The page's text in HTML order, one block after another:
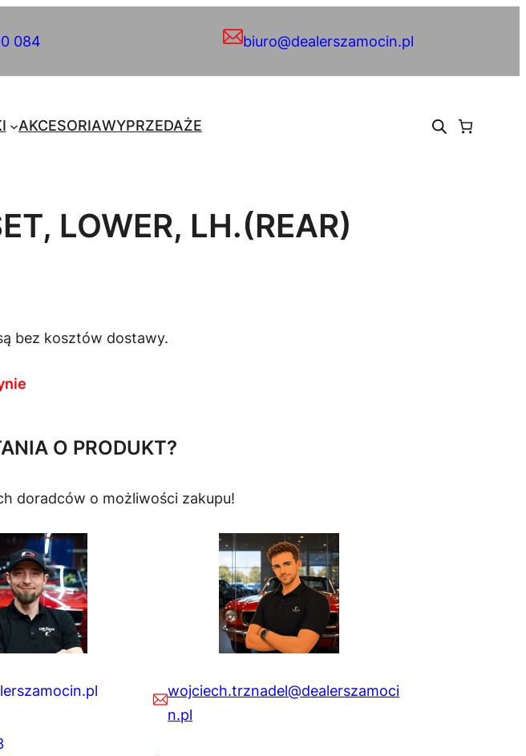
084 biuro@dealerszamocin.pl
AKCESORIAWYPRZEDAŻE
LOWER, LH.(REAR)
bez kosztów dostawy.
O PRODUKT?
doradców o możliwości zakupu!
wojciech.trznadel@dealerszamoci
n.pl